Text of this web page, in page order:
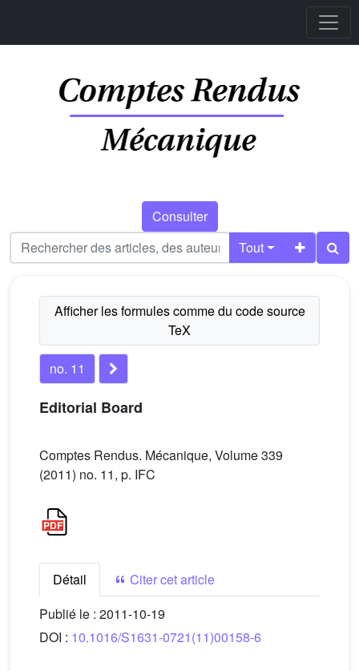
Consulter
Tout
no. 11
Editorial Board
Comptes Rendus. Mécanique, Volume 339
(2011) no. 11, p. IFC
Détail
Citer cet article
Publié le : 2011-10-19
DOI : 10.1016/S1631-0721(11)00158-6